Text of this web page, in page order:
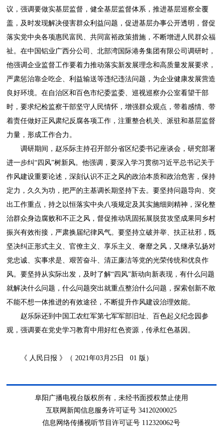
议，强调要做实基层监督，健全基层监督体系，推进基层巡察全覆
盖，及时发现解决侵害群众利益问题，促进基层办事公开透明，督促
落实党中央各项惠民富民、共同富裕政策措施，不断增进人民群众福
祉。在中国铝业广西分公司、北部湾国际港务集团有限公司调研时，
他强调企业监督工作要着力推动落实新发展理念和高质量发展要求，
严肃惩治靠企吃企、利益输送等违纪违法问题，为企业健康发展营造
良好环境。在自治区和百色市纪委监委、巡视巡察办公室看望干部
时，要求纪检监察干部坚守人民情怀，增强群众观点，带着感情、带
着责任做好正风肃纪反腐各项工作，注重整合机关、派驻和基层监督
力量，形成工作合力。
调研期间，赵乐际主持召开部分省区纪委书记座谈会，研究部署
进一步纠“四风”树新风。他强调，要深入学习贯彻习近平总书记关于
作风建设重要论述，深刻认识不正之风的政治本质和政治危害，保持
定力，久久为功，把严的主基调长期坚持下去。要坚持问题导向、突
出工作重点，持之以恒落实中央八项规定及其实施细则精神，深化整
治群众身边腐败和不正之风，督促推动巩固拓展脱贫攻坚成果同乡村
振兴有效衔接，严肃换届纪律风气。要坚持立破并举、扶正祛邪，既
坚决纠正形式主义、官僚主义、享乐主义、奢靡之风，又继承弘扬对
党忠诚、实事求是、艰苦奋斗、清正廉洁等党的光荣传统和优良作
风。要坚持从实际出发，及时了解“四风”新动向新表现，有什么问题
就解决什么问题，什么问题突出就重点整治什么问题，探索创新不敢
不能不想一体推进的有效途径，不断提升作风建设治理效能。
赵乐际还到中国工农红军第七军军部旧址、百色起义纪念园参
观，强调要在党史学习教育中用好红色资源，传承红色基因。
《 人民日报 》（ 2021年03月25日 01 版）
阜阳广播电视台版权所有，未经书面授权禁止使用
互联网新闻信息服务许可证号 34120200025
信息网络传播视听节目许可证号 112320062号